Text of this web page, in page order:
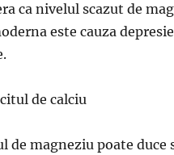
ca nivelul scazut de
este cauza
de calciu
de magneziu poate duce